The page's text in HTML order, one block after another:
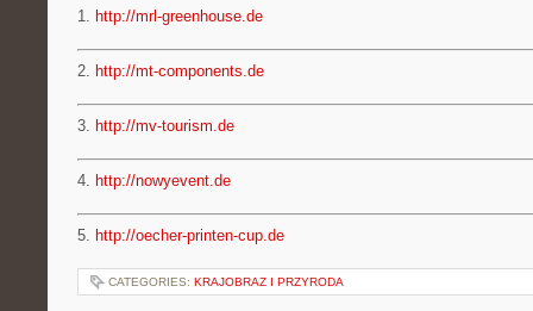
1. http://mrl-greenhouse.de
2. http://mt-components.de
3. http://mv-tourism.de
4. http://nowyevent.de
5. http://oecher-printen-cup.de
CATEGORIES: KRAJOBRAZ I PRZYRODA